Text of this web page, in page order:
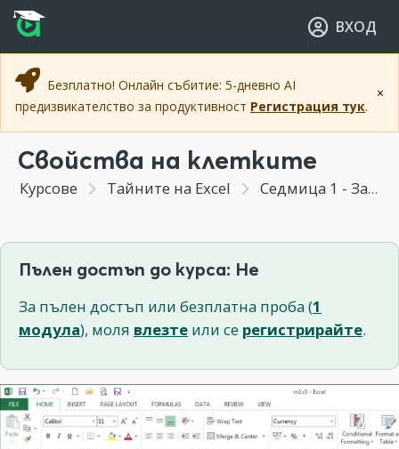
Прескочи към основното съдържание
Прескочи към навигацията
ВХОД
×
Безплатно! Онлайн събитие: 5-дневно AI
предизвикателство за продуктивност Регистрация тук.
Свойства на клетките
Курсове Тайните на Excel Седмица 1 - Запознаване с интерфейса и базови функции на Excel
Пълен достъп до курса: Не
За пълен достъп или безплатна проба (1
модула), моля влезте или се регистрирайте.